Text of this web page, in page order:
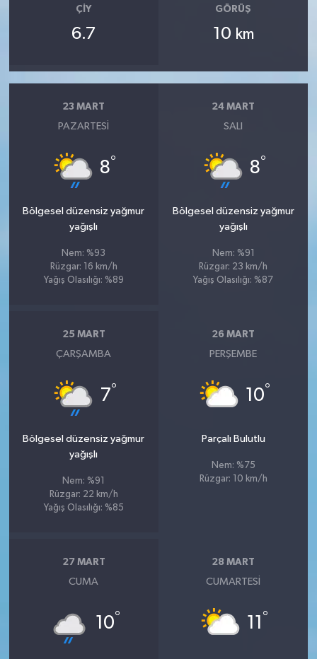
ÇIY
6.7
GÖRÜŞ
10 km
23 MART
PAZARTESI
8°
Bölgesel düzensiz yağmur
yağışlı
Nem: %93
Rüzgar: 16 km/h
Yağış Olasılığı: %89
24 MART
SALI
8°
Bölgesel düzensiz yağmur
yağışlı
Nem: %91
Rüzgar: 23 km/h
Yağış Olasılığı: %87
25 MART
ÇARŞAMBA
7°
Bölgesel düzensiz yağmur
yağışlı
Nem: %91
Rüzgar: 22 km/h
Yağış Olasılığı: %85
26 MART
PERŞEMBE
10°
Parçalı Bulutlu
Nem: %75
Rüzgar: 10 km/h
27 MART
CUMA
10°
28 MART
CUMARTESI
11 °